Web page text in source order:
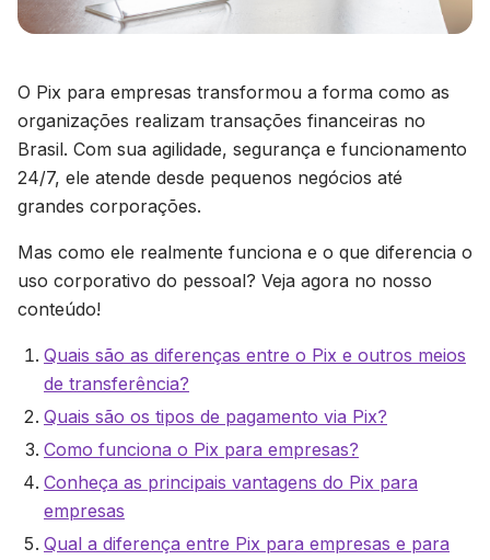
O Pix para empresas transformou a forma como as
organizações realizam transações financeiras no
Brasil. Com sua agilidade, segurança e funcionamento
24/7, ele atende desde pequenos negócios até
grandes corporações.
Mas como ele realmente funciona e o que diferencia o
uso corporativo do pessoal? Veja agora no nosso
conteúdo!
Quais são as diferenças entre o Pix e outros meios
de transferência?
Quais são os tipos de pagamento via Pix?
Como funciona o Pix para empresas?
Conheça as principais vantagens do Pix para
empresas
Qual a diferença entre Pix para empresas e para